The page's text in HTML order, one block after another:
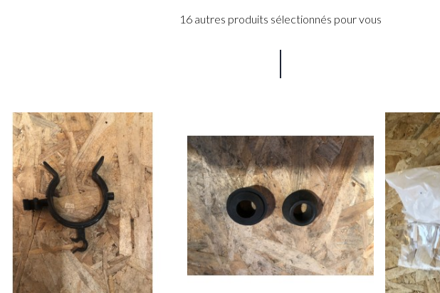
16 autres produits sélectionnés pour vous